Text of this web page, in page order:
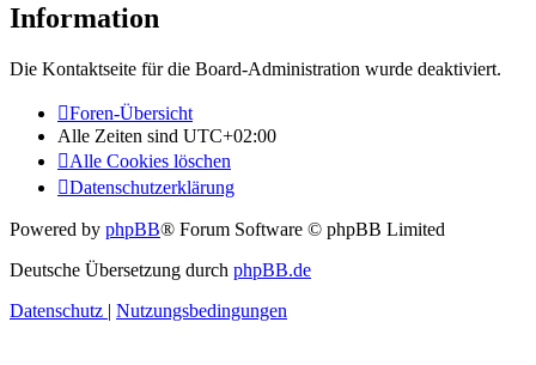
Information
Die Kontaktseite für die Board-Administration wurde deaktiviert.
Foren-Übersicht
Alle Zeiten sind UTC+02:00
Alle Cookies löschen
Datenschutzerklärung
Powered by phpBB® Forum Software © phpBB Limited
Deutsche Übersetzung durch phpBB.de
Datenschutz | Nutzungsbedingungen